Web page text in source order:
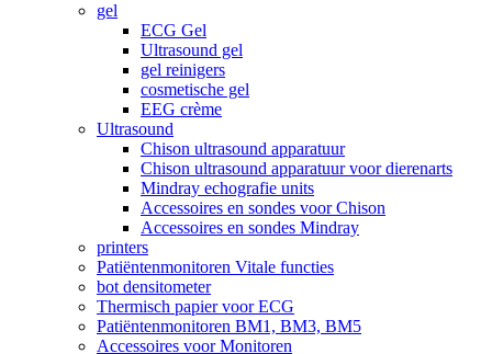
gel
ECG Gel
Ultrasound gel
gel reinigers
cosmetische gel
EEG crème
Ultrasound
Chison ultrasound apparatuur
Chison ultrasound apparatuur voor dierenarts
Mindray echografie units
Accessoires en sondes voor Chison
Accessoires en sondes Mindray
printers
Patiëntenmonitoren Vitale functies
bot densitometer
Thermisch papier voor ECG
Patiëntenmonitoren BM1, BM3, BM5
Accessoires voor Monitoren